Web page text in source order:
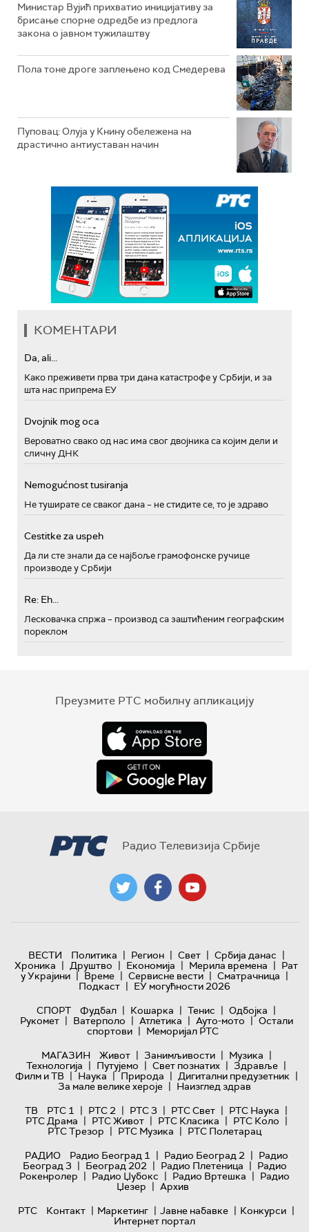
Министар Вујић прихватио иницијативу за
брисање спорне одредбе из предлога
закона o јавном тужилаштву
Пола тоне дроге заплењено код Смедерева
Пуповац: Олуја у Книну обележена на
драстично антиуставан начин
КОМЕНТАРИ
Da, ali...
Како преживети прва три дана катастрофе у Србији, и за
шта нас припрема ЕУ
Dvojnik mog oca
Вероватно свако од нас има свог двојника са којим дели и
сличну ДНК
Nemogućnost tusiranja
Не туширате се сваког дана – не стидите се, то је здраво
Cestitke za uspeh
Да ли сте знали да се најбоље грамофонске ручице
производе у Србији
Re: Eh...
Лесковачка спржа – производ са заштићеним географским
пореклом
Преузмите РТС мобилну апликацију
Радио Телевизија Србије
ВЕСТИ Политика | Регион | Свет | Србија данас |
Хроника | Друштво | Економија | Мерила времена | Рат
у Украјини | Време | Сервисне вести | Сматрачница |
Подкаст | ЕУ могућности 2026
СПОРТ
Фудбал | Кошарка | Тенис | Одбојка |
Рукомет | Ватерполо | Атлетика | Ауто-мото | Остали
спортови | Меморијал РТС
МАГАЗИН
Живот | Занимљивости | Музика |
Технологијa | Путујемо | Свет познатих | Здравље |
Филм и ТВ | Наука | Природа | Дигитални предузетник |
За мале велике хероје | Наизглед здрав
ТВ
РТС 1 | РТС 2 | РТС 3 | РТС Свет | РТС Наука |
РТС Драма | РТС Живот | РТС Класика | РТС Коло |
РТС Трезор | РТС Музика | РТС Полетарац
РАДИО
Радио Београд 1 | Радио Београд 2 | Радио
Београд 3 | Београд 202 | Радио Плетеница | Радио
Рокенролер | Радио Џубокс | Радио Вртешка | Радио
Џезер | Архив
РТС
Контакт | Маркетинг | Јавне набавке | Конкурси |
Интернет портал